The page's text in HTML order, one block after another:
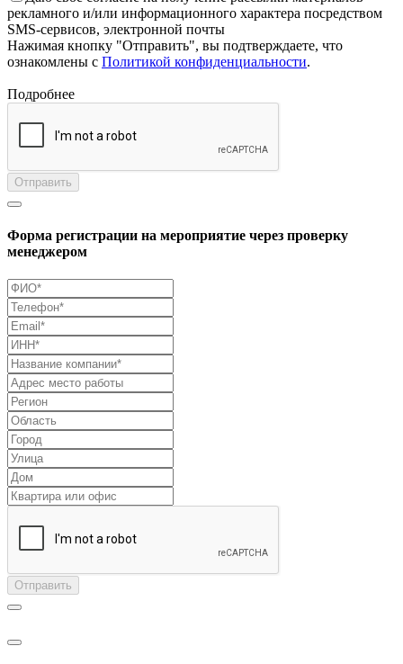
рекламного и/или информационного характера посредством
SMS-сервисов, электронной почты
Нажимая кнопку "Отправить", вы подтверждаете, что
ознакомлены с Политикой конфиденциальности.
Подробнее
Отправить
Форма регистрации на мероприятие через проверку
менеджером
Отправить